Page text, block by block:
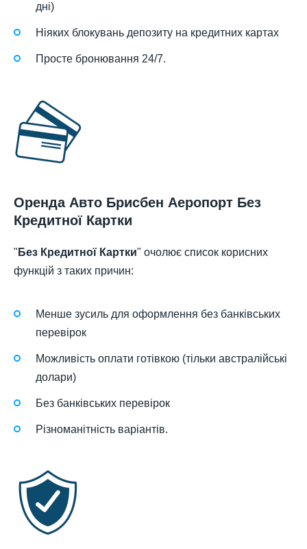
дні)
Ніяких блокувань депозиту на кредитних картах
Просте бронювання 24/7.
Оренда Авто Брисбен Аеропорт Без
Кредитної Картки
" Без Кредитної Картки" очолює список корисних
функцій з таких причин:
Менше зусиль для оформлення без банківських
перевірок
Можливість оплати готівкою (тільки австралійські
долари)
Без банківських перевірок
Різноманітність варіантів.